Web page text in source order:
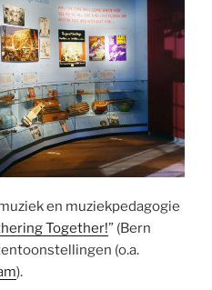
en muziekpedagogie
Together!” (Bern
(o.a.
).